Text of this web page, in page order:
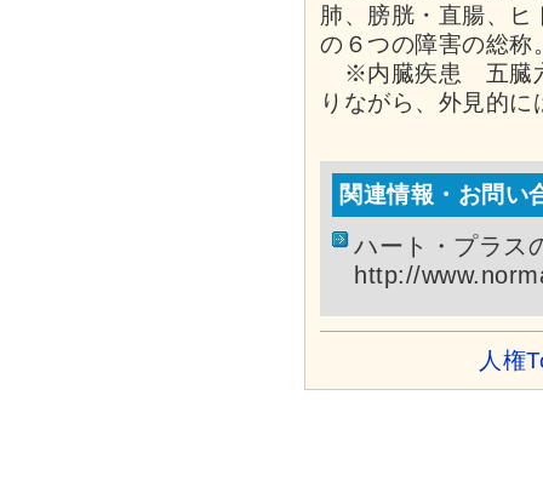
肺、膀胱・直腸、
の６つの障害の総称
※内臓疾患 五臓六
りながら、外見的
関連情報・お問い
ハート・プラス
http://
人権